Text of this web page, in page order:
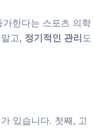
한다는 스포츠 의학
고, 정기적인 관리 도
있습니다. 첫째, 고